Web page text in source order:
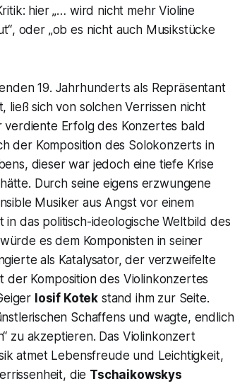
hier„… wird nicht mehr Violine
, oder „ob es nicht auch Musikstücke
19. Jahrhunderts als Repräsentant
ließ sich von solchen Verrissen nicht
Erfolg des Konzertes bald
der Komposition des Solokonzerts in
dieser war jedoch eine tiefe Krise
Durch seine eigens erzwungene
Musiker aus Angst vor einem
das politisch-ideologische Weltbild des
es dem Komponisten in seiner
als Katalysator, der verzweifelte
der Komposition des Violinkonzertes
Iosif Kotek stand ihm zur Seite.
Schaffens und wagte, endlich
zu akzeptieren. Das Violinkonzert
atmet Lebensfreude und Leichtigkeit,
die Tschaikowskys